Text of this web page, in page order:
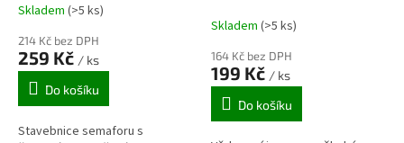
Průměrné
produktu
je
5,0
hvězdiček.
Skladem (>5 ks)
214 Kč bez DPH
259 Kč / ks
Do košíku
Stavebnice semaforu s
Skladem (>5 ks)
164 Kč bez DPH
199 Kč / ks
Do košíku